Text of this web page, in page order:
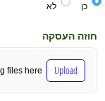
כן לא
חוזה העסקה
Upload
files here.